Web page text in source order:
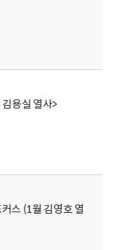
용실 열사>
스 (1월 김영호 열